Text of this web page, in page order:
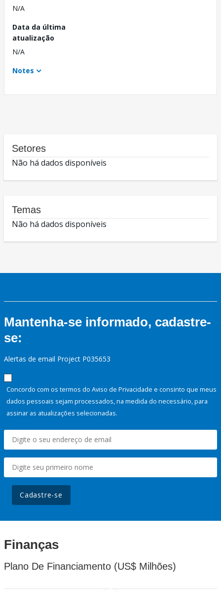
N/A
Data da última
atualização
N/A
Notes
Setores
Não há dados disponíveis
Temas
Não há dados disponíveis
Mantenha-se informado, cadastre-
se:
Alertas de email Project P035653
Concordo com os termos do Aviso de Privacidade e consinto que meus
dados pessoais sejam processados, na medida do necessário, para
assinar as atualizações selecionadas.
Cadastre-se
Finanças
Plano De Financiamento (US$ Milhões)